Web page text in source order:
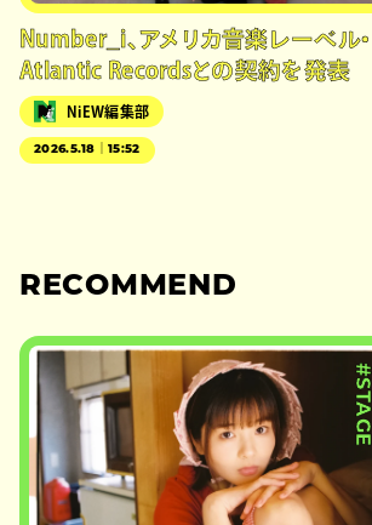
Number_i、アメリカ音楽レーベル・
Atlantic Recordsとの契約を発表
NiEW編集部
2026.5.18｜15:52
RECOMMEND
#STAGE